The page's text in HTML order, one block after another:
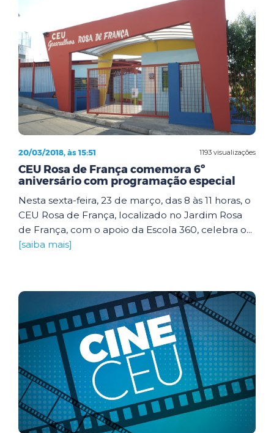
1193 visualizações
20/03/2018, às 15:51
CEU Rosa de França comemora 6º
aniversário com programação especial
Nesta sexta-feira, 23 de março, das 8 às 11 horas, o
CEU Rosa de França, localizado no Jardim Rosa
de França, com o apoio da Escola 360, celebra o...
[saiba mais]